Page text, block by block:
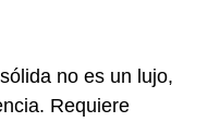
no es un lujo,
Requiere